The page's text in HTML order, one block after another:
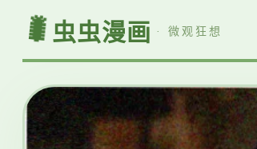
🐛虫虫漫画 · 微观狂想